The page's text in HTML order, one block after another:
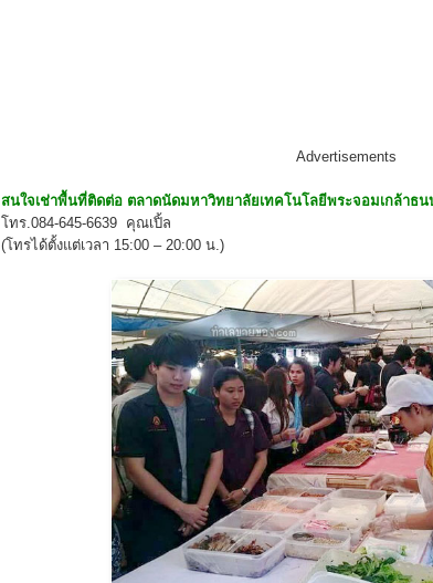
Advertisements
สนใจเช่าพื้นที่ติดต่อ ตลาดนัดมหาวิทยาลัยเทคโนโลยีพระจอมเกล้าธน
โทร.084-645-6639 คุณเปิ้ล
(โทรได้ตั้งแต่เวลา 15:00 – 20:00 น.)